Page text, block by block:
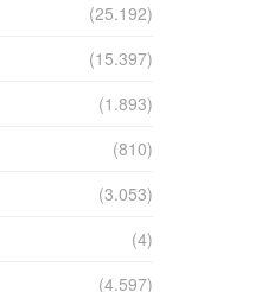
(25.192)
(15.397)
(1.893)
(810)
(3.053)
(4)
(4.597)